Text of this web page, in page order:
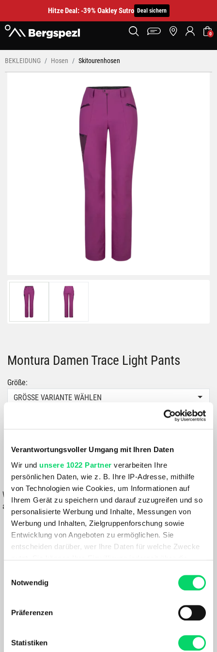
Verantwortungsvoller Umgang mit Ihren Daten
Wir und unsere 1022 Partner verarbeiten Ihre
persönlichen Daten, wie z. B. Ihre IP-Adresse, mithilfe
von Technologien wie Cookies, um Informationen auf
Ihrem Gerät zu speichern und darauf zuzugreifen und so
personalisierte Werbung und Inhalte, Messungen von
Werbung und Inhalten, Zielgruppenforschung sowie
Entwicklung von Angeboten zu ermöglichen. Sie
entscheiden darüber, wer Ihre Daten für welche Zwecke
Trigger Symbol ändern oder widerrufen
Informationen über Ihre geografische Lage
können
Notwendig
Präferenzen
Statistiken
Hitze Deal: -39% Oakley Sutro Deal sichern
0
BEKLEIDUNG Hosen Skitourenhosen
Montura Damen Trace Light Pants
Größe:
GRÖSSE VARIANTE WÄHLEN
IN DEN WARENKORB
Wähle eine Variante aus, um die Verfügbarkeit in unseren Filialen
anzuzeigen
Du hast eine Frage?
Wir rufen dich an und beraten dich gerne.
Bequemlichkeit, Komfort und Schutz für lässige
Skiausflüge.Die Hose ist aus mittelschwerem 4-Wege-
Bewegungsfreiheit und hervorragende Atmungsaktivität.